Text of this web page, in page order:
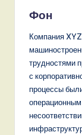
Фон
Компания
трудностями
с
процессы
операционным